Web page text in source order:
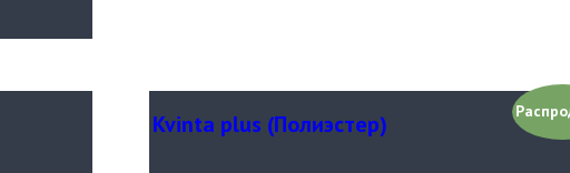
Kvinta plus (Полиэстер)